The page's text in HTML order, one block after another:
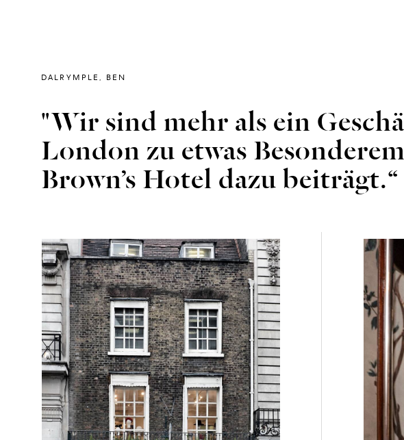
DALRYMPLE, BEN
"Wir sind mehr als ein
London zu etwas
Brown’s Hotel dazu beiträgt.“